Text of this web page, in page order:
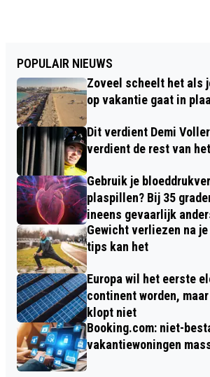
POPULAIR NIEUWS
Zoveel scheelt het als
op vakantie gaat in
Dit verdient Demi
verdient de rest van
Gebruik je
plaspillen? Bij 35
ineens gevaarlijk
Gewicht verliezen na
tips kan het
Europa wil het eerste
continent worden,
klopt niet
Booking.com: niet-
vakantiewoningen